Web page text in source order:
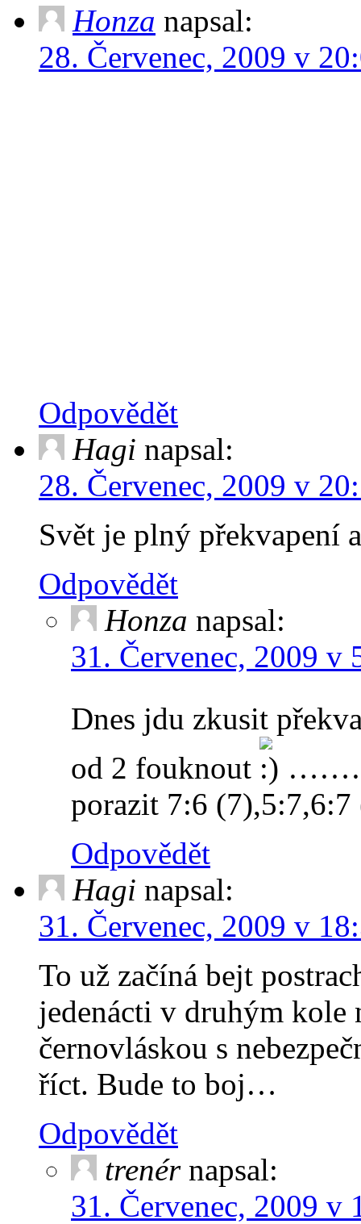
Honza napsal:
28. Červenec, 2009 v
Odpovědět
Hagi napsal:
28. Červenec, 2009 v
Svět je plný překvapení
Odpovědět
Honza napsal:
31. Červenec, 2009 v
Dnes jdu zkusit
od 2 fouknout
porazit 7:6 (7),5:7,6:7
Odpovědět
Hagi napsal:
31. Červenec, 2009 v
To už začíná bejt
jedenácti v druhým kole
černovláskou s
říct. Bude to boj…
Odpovědět
trenér napsal:
31. Červenec, 2009 v